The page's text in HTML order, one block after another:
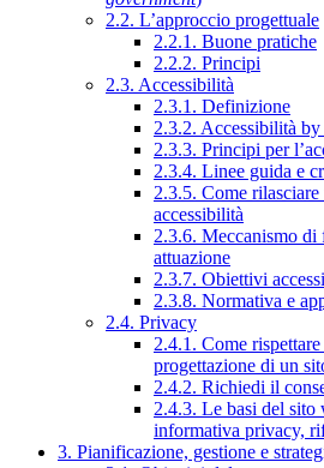
2.2. L’approccio progettuale
2.2.1. Buone pratiche
2.2.2. Principi
2.3. Accessibilità
2.3.1. Definizione
2.3.2. Accessibilità by
2.3.3. Principi per
2.3.4. Linee guida e
2.3.5. Come
accessibilità
2.3.6. Meccanismo di
attuazione
2.3.7. Obiettivi
2.3.8. Normativa e
2.4. Privacy
2.4.1. Come
progettazione di un
2.4.2. Richiedi il
2.4.3. Le basi del sito
informativa privacy,
3. Pianificazione, gestione e